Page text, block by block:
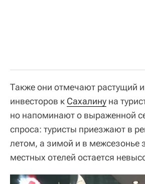
Также они отмечают растущий
инвесторов к Сахалину на
но напоминают о выраженной
спроса: туристы приезжают в
летом, а зимой и в межсезонье
местных отелей остается